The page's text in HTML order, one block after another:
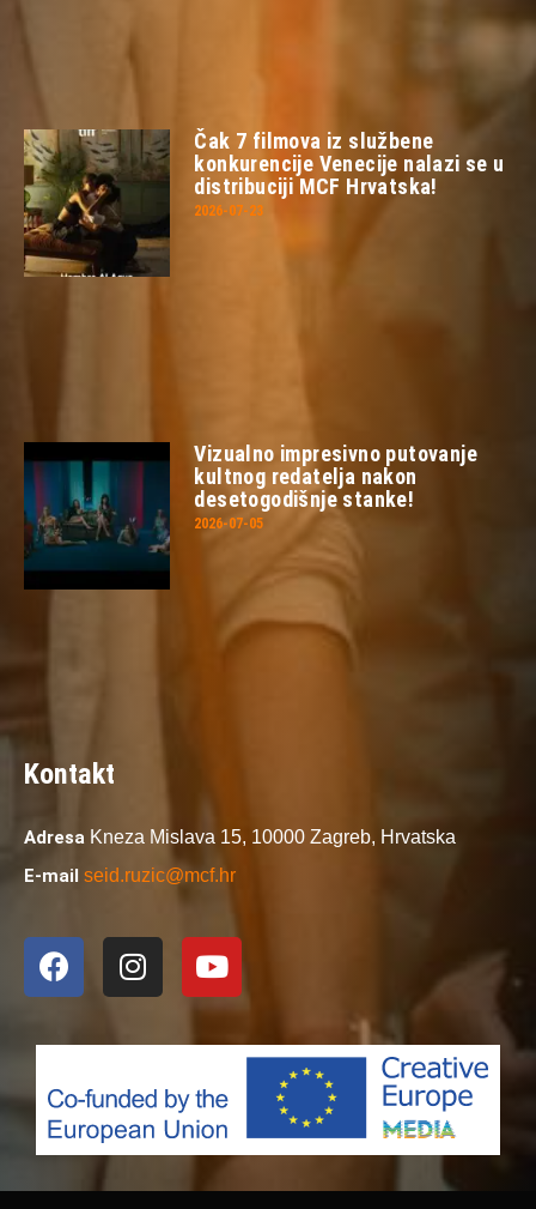
Čak 7 filmova iz službene
konkurencije Venecije nalazi se u
distribuciji MCF Hrvatska!
2026-07-23
Vizualno impresivno putovanje
kultnog redatelja nakon
desetogodišnje stanke!
2026-07-05
Kontakt
Adresa Kneza Mislava 15, 10000 Zagreb, Hrvatska
E-mail seid.ruzic@mcf.hr